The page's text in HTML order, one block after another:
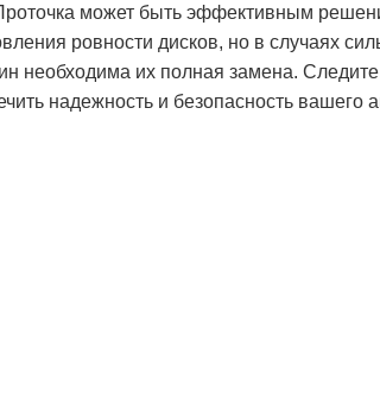
может быть эффективным
ровности дисков, но в случаях
необходима их полная замена.
надежность и безопасность вашего